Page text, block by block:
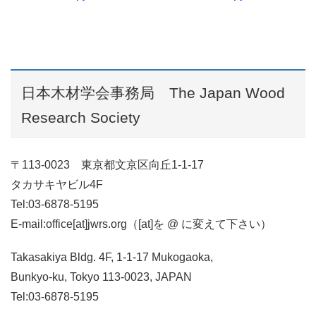
日本木材学会事務局 The Japan Wood
Research Society
〒113-0023 東京都文京区向丘1-1-17
タカサキヤビル4F
Tel:03-6878-5195
E-mail:office[at]jwrs.org（[at]を @ に変えて下さい）
Takasakiya Bldg. 4F, 1-1-17 Mukogaoka,
Bunkyo-ku, Tokyo 113-0023, JAPAN
Tel:03-6878-5195